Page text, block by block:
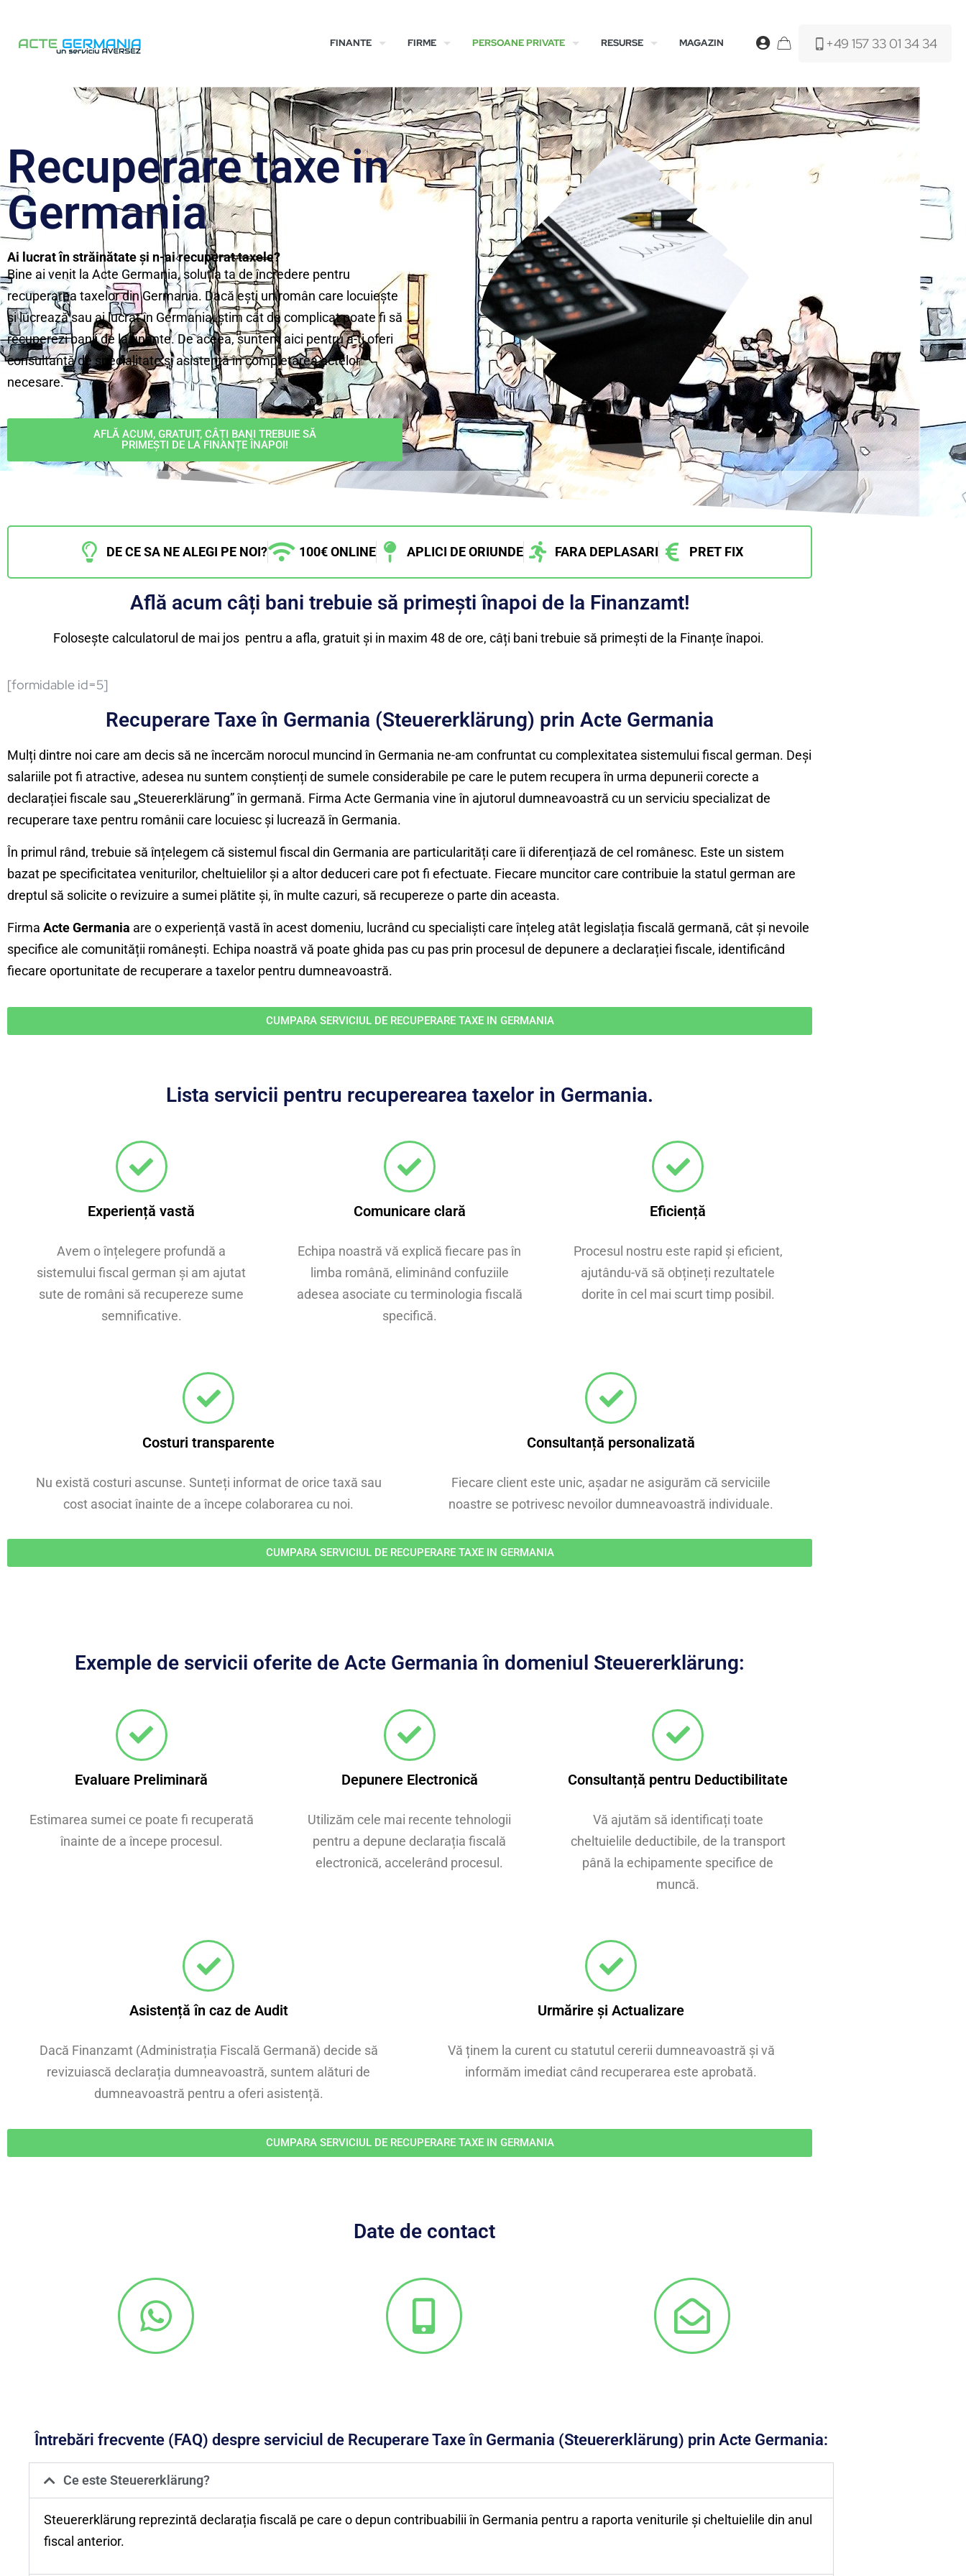
FINANTE FIRME PERSOANE PRIVATE RESURSE MAGAZIN +49 157 33 01 34 34
Recuperare taxe in
Germania
Ai lucrat în străinătate și n-ai recuperat taxele?
Bine ai venit la Acte Germania, soluția ta de încredere pentru
recuperarea taxelor din Germania. Dacă ești un român care locuiește
și lucrează sau ai lucrat în Germania, știm cât de complicat poate fi să
recuperezi banii de la finante. De aceea, suntem aici pentru a-ți oferi
consultanță de specialitate și asistență în completarea actelor
necesare.
AFLĂ ACUM, GRATUIT, CÂȚI BANI TREBUIE SĂ
PRIMEȘTI DE LA FINANȚE ÎNAPOI!
DE CE SA NE ALEGI PE NOI? 100€ ONLINE APLICI DE ORIUNDE FARA DEPLASARI PRET FIX
Află acum câți bani trebuie să primești înapoi de la Finanzamt!
Folosește calculatorul de mai jos pentru a afla, gratuit și in maxim 48 de ore, câți bani trebuie să primești de la Finanțe înapoi.
[formidable id=5]
Recuperare Taxe în Germania (Steuererklärung) prin Acte Germania
Mulți dintre noi care am decis să ne încercăm norocul muncind în Germania ne-am confruntat cu complexitatea sistemului fiscal german. Deși
salariile pot fi atractive, adesea nu suntem conștienți de sumele considerabile pe care le putem recupera în urma depunerii corecte a
declarației fiscale sau „Steuererklärung” în germană. Firma Acte Germania vine în ajutorul dumneavoastră cu un serviciu specializat de
recuperare taxe pentru românii care locuiesc și lucrează în Germania.
În primul rând, trebuie să înțelegem că sistemul fiscal din Germania are particularități care îi diferențiază de cel românesc. Este un sistem
bazat pe specificitatea veniturilor, cheltuielilor și a altor deduceri care pot fi efectuate. Fiecare muncitor care contribuie la statul german are
dreptul să solicite o revizuire a sumei plătite și, în multe cazuri, să recupereze o parte din aceasta.
Firma Acte Germania are o experiență vastă în acest domeniu, lucrând cu specialiști care înțeleg atât legislația fiscală germană, cât și nevoile
specifice ale comunității românești. Echipa noastră vă poate ghida pas cu pas prin procesul de depunere a declarației fiscale, identificând
fiecare oportunitate de recuperare a taxelor pentru dumneavoastră.
CUMPARA SERVICIUL DE RECUPERARE TAXE IN GERMANIA
Lista servicii pentru recuperearea taxelor in Germania.
Experiență vastă
Avem o înțelegere profundă a
sistemului fiscal german și am ajutat
sute de români să recupereze sume
semnificative.
Comunicare clară
Echipa noastră vă explică fiecare pas în
limba română, eliminând confuziile
adesea asociate cu terminologia fiscală
specifică.
Eficiență
Procesul nostru este rapid și eficient,
ajutându-vă să obțineți rezultatele
dorite în cel mai scurt timp posibil.
Costuri transparente
Nu există costuri ascunse. Sunteți informat de orice taxă sau
cost asociat înainte de a începe colaborarea cu noi.
Consultanță personalizată
Fiecare client este unic, așadar ne asigurăm că serviciile
noastre se potrivesc nevoilor dumneavoastră individuale.
CUMPARA SERVICIUL DE RECUPERARE TAXE IN GERMANIA
Exemple de servicii oferite de Acte Germania în domeniul Steuererklärung:
Evaluare Preliminară
Estimarea sumei ce poate fi recuperată
înainte de a începe procesul.
Depunere Electronică
Utilizăm cele mai recente tehnologii
pentru a depune declarația fiscală
electronică, accelerând procesul.
Consultanță pentru Deductibilitate
Vă ajutăm să identificați toate
cheltuielile deductibile, de la transport
până la echipamente specifice de
muncă.
Asistență în caz de Audit
Dacă Finanzamt (Administrația Fiscală Germană) decide să
revizuiască declarația dumneavoastră, suntem alături de
dumneavoastră pentru a oferi asistență.
Urmărire și Actualizare
Vă ținem la curent cu statutul cererii dumneavoastră și vă
informăm imediat când recuperarea este aprobată.
CUMPARA SERVICIUL DE RECUPERARE TAXE IN GERMANIA
Date de contact
Întrebări frecvente (FAQ) despre serviciul de Recuperare Taxe în Germania (Steuererklärung) prin Acte Germania:
Ce este Steuererklärung?
Steuererklärung reprezintă declarația fiscală pe care o depun contribuabilii în Germania pentru a raporta veniturile și cheltuielile din anul
fiscal anterior.